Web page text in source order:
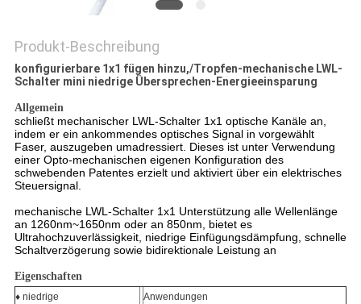
Produkt-Beschreibung
konfigurierbare 1x1 fügen hinzu,/Tropfen-mechanische LWL-
Schalter mini niedrige Übersprechen-Energieeinsparung
Allgemein
schließt mechanischer LWL-Schalter 1x1 optische Kanäle an,
indem er ein ankommendes optisches Signal in vorgewählt
Faser, auszugeben umadressiert. Dieses ist unter Verwendung
einer Opto-mechanischen eigenen Konfiguration des
schwebenden Patentes erzielt und aktiviert über ein elektrisches
Steuersignal.
mechanische LWL-Schalter 1x1 Unterstützung alle Wellenlänge
an 1260nm~1650nm oder an 850nm, bietet es
Ultrahochzuverlässigkeit, niedrige Einfügungsdämpfung, schnelle
Schaltverzögerung sowie bidirektionale Leistung an
Eigenschaften
♦ niedrige
Anwendungen